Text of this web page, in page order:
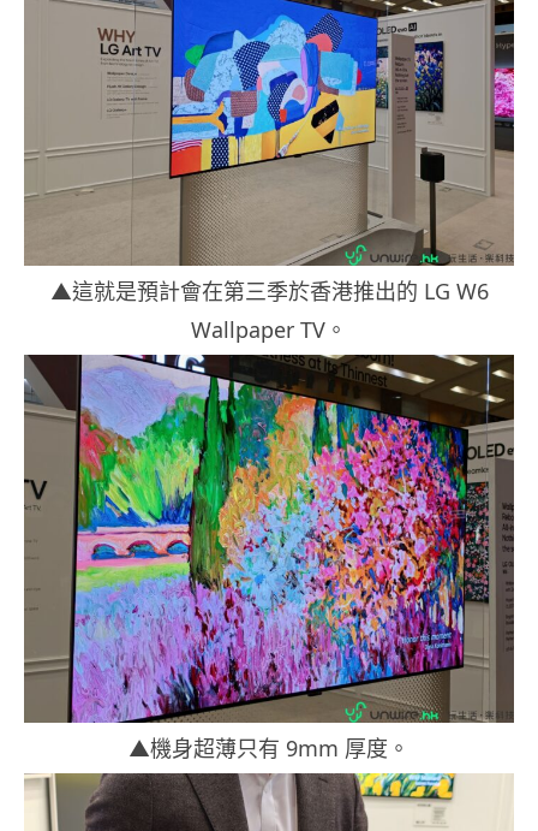
▲這就是預計會在第三季於香港推出的 LG W6
Wallpaper TV。
▲機身超薄只有 9mm 厚度。